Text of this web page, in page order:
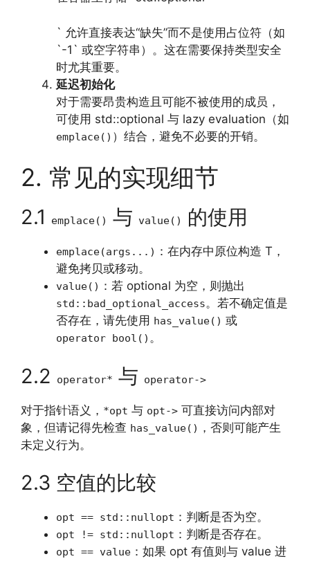
` 允许直接表达“缺失”而不是使用占位符（如
`-1` 或空字符串）。这在需要保持类型安全
时尤其重要。
延迟初始化
对于需要昂贵构造且可能不被使用的成员，
可使用 std::optional 与 lazy evaluation（如
emplace() ）结合，避免不必要的开销。
2. 常见的实现细节
2.1 emplace() 与 value() 的使用
emplace(args...) ：在内存中原位构造 T，
避免拷贝或移动。
value() ：若 optional 为空，则抛出
std::bad_optional_access。若不确定值是
否存在，请先使用 has_value() 或
operator bool() 。
2.2 operator* 与 operator->
对于指针语义， *opt 与 opt-> 可直接访问内部对
象，但请记得先检查 has_value() ，否则可能产生
未定义行为。
2.3 空值的比较
opt == std::nullopt ：判断是否为空。
opt != std::nullopt ：判断是否存在。
opt == value ：如果 opt 有值则与 value 进